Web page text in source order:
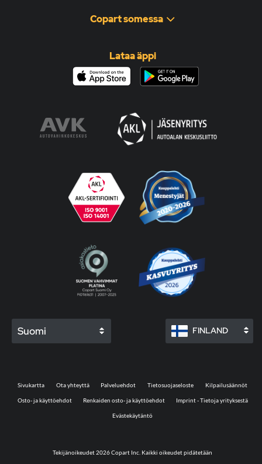
Copart somessa
Lataa äppi
Suomi FINLAND
Tekijänoikeudet 2026 Copart Inc. Kaikki oikeudet pidätetään
Sivukartta Ota yhteyttä Palveluehdot Tietosuojaseloste Kilpailusäännöt
Osto- ja käyttöehdot Renkaiden osto- ja käyttöehdot Imprint - Tietoja yrityksestä
Evästekäytäntö